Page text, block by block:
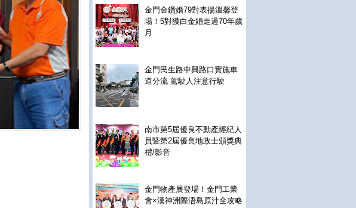
金門金鑽婚79對表揚溫馨登
場！5對獲白金婚走過70年歲
月
金門民生路中興路口實施車
道分流 駕駛人注意行駛
南市第5屆優良不動產經紀人
員暨第2屆優良地政士頒獎典
禮/影音
金門物產展登場！金門工業
會×漢神洲際浯島原汁全攻略